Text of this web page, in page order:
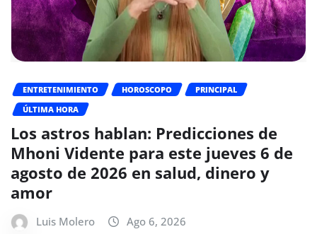
ENTRETENIMIENTO HOROSCOPO
PRINCIPAL
ÚLTIMA HORA
Los astros hablan: Predicciones de
Mhoni Vidente para este jueves 6 de
agosto de 2026 en salud, dinero y
amor
Luis Molero Ago 6, 2026